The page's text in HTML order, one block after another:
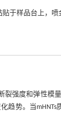
贴于样品台上，
裂强度和弹性模
势。当mHNTs